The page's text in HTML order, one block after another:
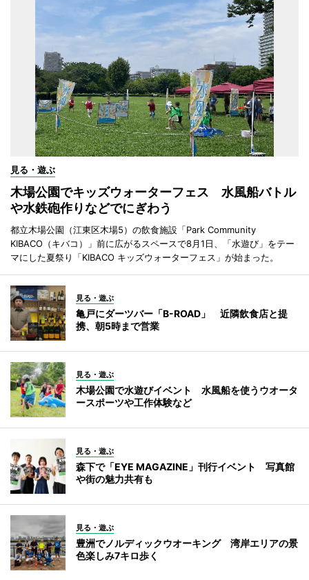
見る・遊ぶ
木場公園でキッズウォーターフェス 水風船バトル
や水鉄砲作りなどでにぎわう
都立木場公園（江東区木場5）の飲食施設「Park Community
KIBACO（キバコ）」前に広がるスペースで8月1日、「水遊び」をテー
マにした夏祭り「KIBACO キッズウォーターフェス」が始まった。
見る・遊ぶ
亀戸にダーツバー「B-ROAD」 近隣飲食店と提
携、朝5時まで営業
見る・遊ぶ
木場公園で水遊びイベント 水風船を使うウオータ
ースポーツや工作体験など
見る・遊ぶ
森下で「EYE MAGAZINE」刊行イベント 写真館
や街の魅力共有も
見る・遊ぶ
豊洲でノルディックウオーキング 湾岸エリアの景
色楽しみ7キロ歩く